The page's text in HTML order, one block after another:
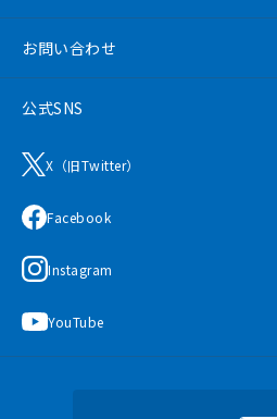
お問い合わせ
公式SNS
X（旧Twitter）
Facebook
Instagram
YouTube